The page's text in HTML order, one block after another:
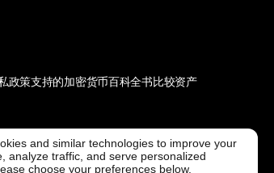
政策支持的加密货币百科全书比较资产
@ Freedx 2026
and similar technologies to improve your
analyze traffic, and serve personalized
choose your preferences below.